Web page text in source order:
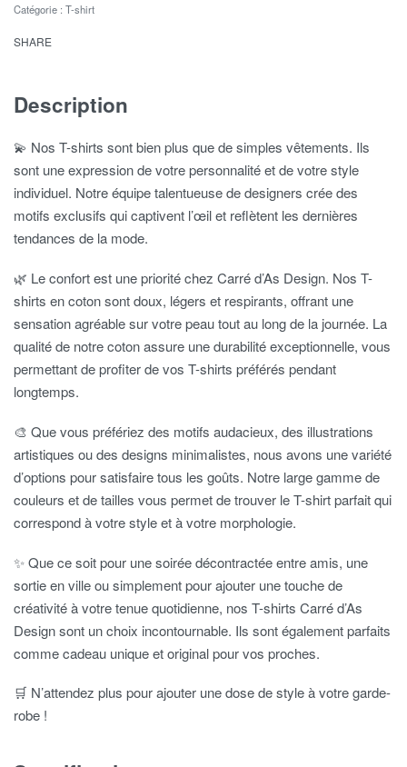
Catégorie : T-shirt
SHARE
Description
💫 Nos T-shirts sont bien plus que de simples vêtements. Ils
sont une expression de votre personnalité et de votre style
individuel. Notre équipe talentueuse de designers crée des
motifs exclusifs qui captivent l’œil et reflètent les dernières
tendances de la mode.
🌿 Le confort est une priorité chez Carré d’As Design. Nos T-
shirts en coton sont doux, légers et respirants, offrant une
sensation agréable sur votre peau tout au long de la journée. La
qualité de notre coton assure une durabilité exceptionnelle, vous
permettant de profiter de vos T-shirts préférés pendant
longtemps.
🎨 Que vous préfériez des motifs audacieux, des illustrations
artistiques ou des designs minimalistes, nous avons une variété
d’options pour satisfaire tous les goûts. Notre large gamme de
couleurs et de tailles vous permet de trouver le T-shirt parfait qui
correspond à votre style et à votre morphologie.
✨ Que ce soit pour une soirée décontractée entre amis, une
sortie en ville ou simplement pour ajouter une touche de
créativité à votre tenue quotidienne, nos T-shirts Carré d’As
Design sont un choix incontournable. Ils sont également parfaits
comme cadeau unique et original pour vos proches.
🛒 N’attendez plus pour ajouter une dose de style à votre garde-
robe !